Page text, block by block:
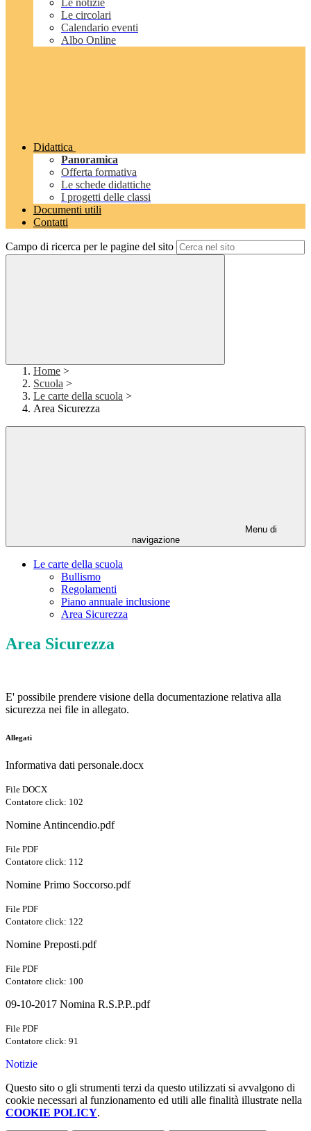
Le notizie
Le circolari
Calendario eventi
Albo Online
Didattica
Panoramica
Offerta formativa
Le schede didattiche
I progetti delle classi
Documenti utili
Contatti
Campo di ricerca per le pagine del sito
Home >
Scuola >
Le carte della scuola >
Area Sicurezza
Menu di
navigazione
Le carte della scuola
Bullismo
Regolamenti
Piano annuale inclusione
Area Sicurezza
Area Sicurezza
E' possibile prendere visione della documentazione relativa alla
sicurezza nei file in allegato.
Allegati
Informativa dati personale.docx
File DOCX
Contatore click: 102
Nomine Antincendio.pdf
File PDF
Contatore click: 112
Nomine Primo Soccorso.pdf
File PDF
Contatore click: 122
Nomine Preposti.pdf
File PDF
Contatore click: 100
09-10-2017 Nomina R.S.P.P..pdf
File PDF
Contatore click: 91
Notizie
Questo sito o gli strumenti terzi da questo utilizzati si avvalgono di
cookie necessari al funzionamento ed utili alle finalità illustrate nella
COOKIE POLICY.